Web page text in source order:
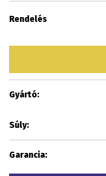
Rendelés
Gyártó:
Súly:
Garancia: